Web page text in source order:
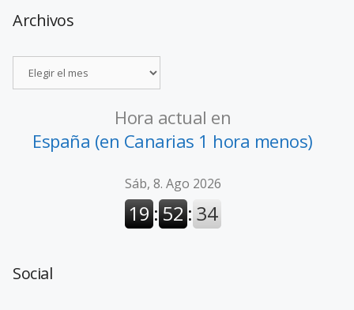
Archivos
Hora actual en
España (en Canarias 1 hora menos)
Social